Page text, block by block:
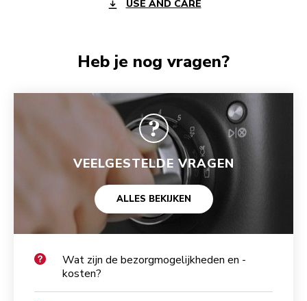
USE AND CARE
Heb je nog vragen?
VEELGESTELDE VRAGEN
ALLES BEKIJKEN
Wat zijn de bezorgmogelijkheden en -
kosten?